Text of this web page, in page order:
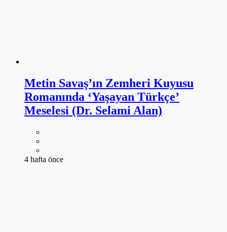
Metin Savaş’ın Zemheri Kuyusu
Romanında ‘Yaşayan Türkçe’
Meselesi (Dr. Selami Alan)
4 hafta önce